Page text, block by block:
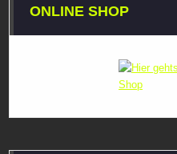
ONLINE SHOP